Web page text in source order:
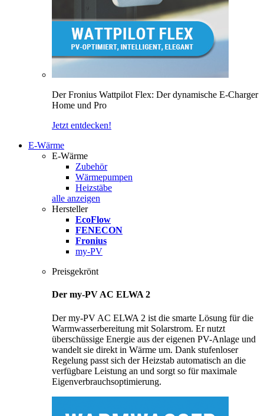
Der Fronius Wattpilot Flex: Der dynamische E-Charger
Home und Pro
Jetzt entdecken!
E-Wärme
E-Wärme
Zubehör
Wärmepumpen
Heizstäbe
alle anzeigen
Hersteller
EcoFlow
FENECON
Fronius
my-PV
Preisgekrönt
Der my-PV AC ELWA 2
Der my-PV AC ELWA 2 ist die smarte Lösung für die
Warmwasserbereitung mit Solarstrom. Er nutzt
überschüssige Energie aus der eigenen PV-Anlage und
wandelt sie direkt in Wärme um. Dank stufenloser
Regelung passt sich der Heizstab automatisch an die
verfügbare Leistung an und sorgt so für maximale
Eigenverbrauchsoptimierung.